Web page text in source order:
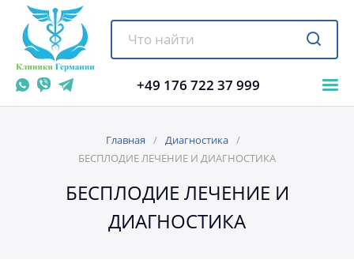
+49 176 722 37 999
Главная
Диагностика
БЕСПЛОДИЕ ЛЕЧЕНИЕ И ДИАГНОСТИКА
БЕСПЛОДИЕ ЛЕЧЕНИЕ И
ДИАГНОСТИКА